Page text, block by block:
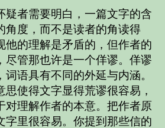
疑者需要明白，一篇文字的含
角度，而不是读者的角读得
他的理解是矛盾的，但作者的
尽管那也许是一个佯谬。佯谬
语具有不同的外延与内涵。
使得文字显得荒谬很容易，
对理解作者的本意。把作者原
字里很容易。你提到那些信的